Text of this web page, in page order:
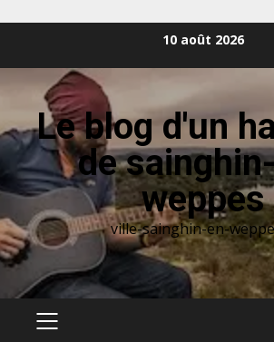
10 août 2026
Le blog d'un
de
weppes
ville-sainghin-en-
MENU